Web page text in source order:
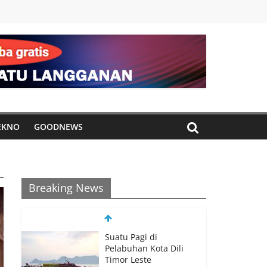
GOODNEWS
Breaking News
Suatu Pagi di
Pelabuhan Kota Dili
Timor Leste